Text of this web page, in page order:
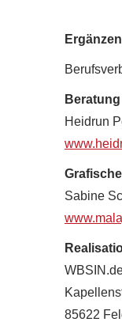
Heidrun
Sabine
85622